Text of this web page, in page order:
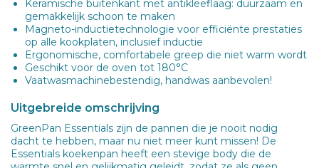
Keramische buitenkant met antikleeflaag: duurzaam en
gemakkelijk schoon te maken
Magneto-inductietechnologie voor efficiënte prestaties
op alle kookplaten, inclusief inductie
Ergonomische, comfortabele greep die niet warm wordt
Geschikt voor de oven tot 180°C
Vaatwasmachinebestendig, handwas aanbevolen!
Uitgebreide omschrijving
GreenPan Essentials zijn de pannen die je nooit nodig
dacht te hebben, maar nu niet meer kunt missen! De
Essentials koekenpan heeft een stevige body die de